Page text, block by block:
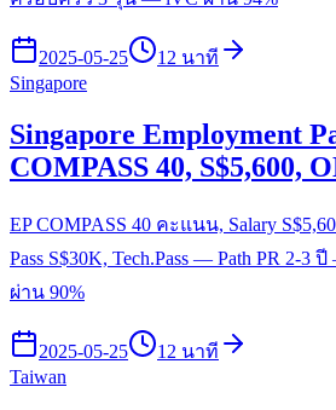
2025-05-25
12 นาที
Singapore
Singapore Employment
COMPASS 40, S$5,600,
EP COMPASS 40 คะแนน, Salary
Pass S$30K, Tech.Pass — Path PR 2-3
ผ่าน 90%
2025-05-25
12 นาที
Taiwan